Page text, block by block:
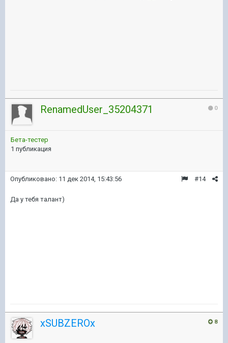
0
RenamedUser_35204371
Бета-тестер
1 публикация
#14
Опубликовано: 11 дек 2014, 15:43:56
Да у тебя талант)
8
xSUBZEROx